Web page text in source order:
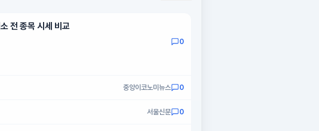
전 종목 시세 비교
0
중앙이코노미뉴스 0
서울신문 0